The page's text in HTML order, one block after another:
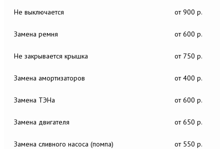
Не выключается от 900 р.
Замена ремня от 600 р.
Не закрывается крышка от 750 р.
Замена амортизаторов от 400 р.
Замена ТЭНа от 600 р.
Замена двигателя от 650 р.
Замена сливного насоса (помпа) от 550 р.